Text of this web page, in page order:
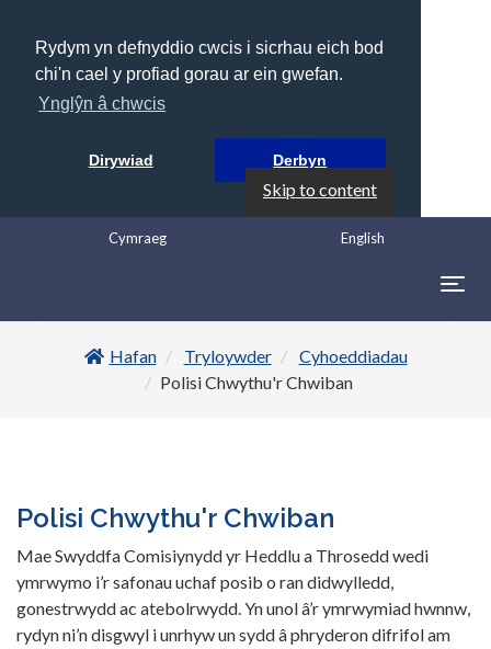
Rydym yn defnyddio cwcis i sicrhau eich bod
chi'n cael y profiad gorau ar ein gwefan.
Ynglŷn â chwcis
Dirywiad Derbyn
Skip to content
English
Cymraeg
Hafan
Tryloywder
Cyhoeddiadau
Polisi Chwythu'r Chwiban
Polisi Chwythu'r Chwiban
Mae Swyddfa Comisiynydd yr Heddlu a Throsedd wedi
ymrwymo i’r safonau uchaf posib o ran didwylledd,
gonestrwydd ac atebolrwydd. Yn unol â’r ymrwymiad hwnnw,
rydyn ni’n disgwyl i unrhyw un sydd â phryderon difrifol am